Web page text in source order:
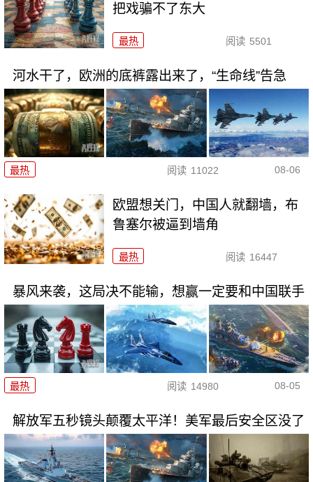
把戏骗不了东大
最热 阅读 5501
河水干了，欧洲的底裤露出来了，“生命线”告急
最热 阅读 11022 08-06
欧盟想关门，中国人就翻墙，布
鲁塞尔被逼到墙角
最热 阅读 16447
暴风来袭，这局决不能输，想赢一定要和中国联手
最热 阅读 14980 08-05
解放军五秒镜头颠覆太平洋！美军最后安全区没了